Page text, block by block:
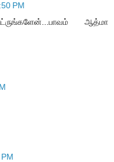
PM
ஆத்மா